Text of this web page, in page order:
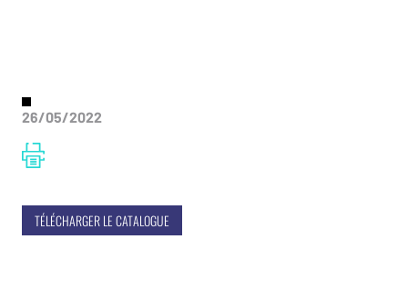
26/05/2022
TÉLÉCHARGER LE CATALOGUE